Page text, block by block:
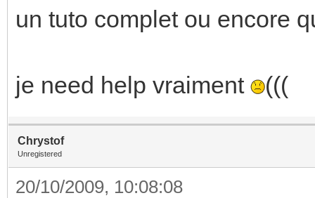
un tuto complet ou encore
je need help vraiment (((
Chrystof
Unregistered
20/10/2009, 10:08:08